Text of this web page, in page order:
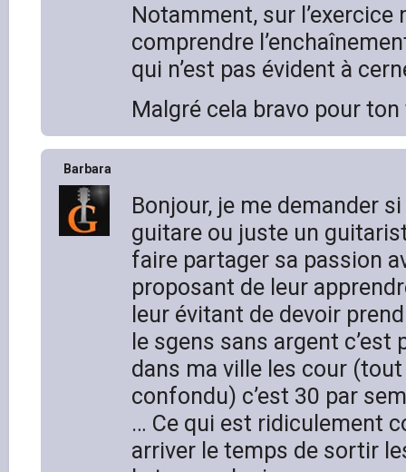
Notamment, sur l’exercice
comprendre
qui n’est pas évident à
Malgré cela bravo pour
Barbara
Bonjour, je me demander
guitare ou juste un
faire partager sa passion
proposant de leur
leur évitant de devoir
le sgens sans argent
dans ma ville les cour
confondu) c’est 30 par
… Ce qui est ridiculement
arriver le temps de sortir